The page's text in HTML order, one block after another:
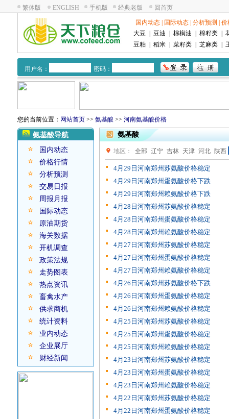
繁体版 ENGLISH 手机版 经典老版 回首页
国内动态 国际动态 分析预测
价
大豆
豆油 棕榈油 棉籽类
豆粕
稻米 菜籽类 芝麻类
用户名： 密码：
您的当前位置： 网站首页 >> 氨基酸 >> 河南氨基酸价格
氨基酸导航
国内动态
价格行情
分析预测
交易日报
周报月报
国际动态
原油期货
海关数据
开机调查
政策法规
走势图表
热点资讯
畜禽水产
供求商机
统计资料
业内动态
企业展厅
财经新闻
氨基酸
地区： 全部 辽宁 吉林 天津 河北
陕西
广西 黑龙江 北京 广东
4月29日河南郑州苏氨酸价格稳定
4月29日河南郑州蛋氨酸价格下跌
4月29日河南郑州赖氨酸价格下跌
4月28日河南郑州苏氨酸价格稳定
4月28日河南郑州蛋氨酸价格稳定
4月28日河南郑州赖氨酸价格稳定
4月27日河南郑州苏氨酸价格稳定
4月27日河南郑州蛋氨酸价格稳定
4月27日河南郑州赖氨酸价格稳定
4月26日河南郑州苏氨酸价格下跌
4月26日河南郑州蛋氨酸价格稳定
4月26日河南郑州赖氨酸价格稳定
4月25日河南郑州苏氨酸价格稳定
4月25日河南郑州蛋氨酸价格稳定
4月25日河南郑州赖氨酸价格稳定
4月23日河南郑州苏氨酸价格稳定
4月23日河南郑州蛋氨酸价格稳定
4月23日河南郑州赖氨酸价格稳定
4月22日河南郑州苏氨酸价格稳定
4月22日河南郑州蛋氨酸价格稳定